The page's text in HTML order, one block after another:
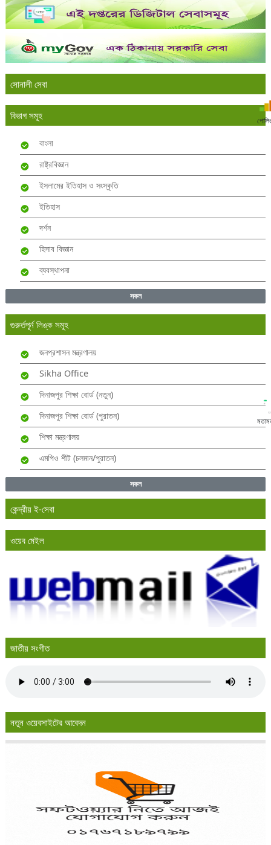
সোনালী সেবা
বিভাগ সমূহ
বাংলা
রাষ্ট্রবিজ্ঞান
ইসলামের ইতিহাস ও সংস্কৃতি
ইতিহাস
দর্শন
হিসাব বিজ্ঞান
ব্যবস্থাপনা
সকল
গুরুর্তপূর্ন লিঙ্ক সমূহ
জনপ্রশাসন মন্ত্রণালয়
Sikha Office
দিনাজপুর শিক্ষা বোর্ড (নতুন)
দিনাজপুর শিক্ষা বোর্ড (পুরাতন)
শিক্ষা মন্ত্রণালয়
এমপিও শীট (চলমান/পুরাতন)
সকল
কেন্দ্রীয় ই-সেবা
ওয়েব মেইল
জাতীয় সংগীত
নতুন ওয়েবসাইটের আবেদন
পোলিং